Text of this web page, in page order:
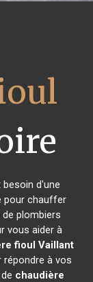
d'une
pour chauffer
plombiers
vous aider à
fioul Vaillant
répondre à vos
chaudière